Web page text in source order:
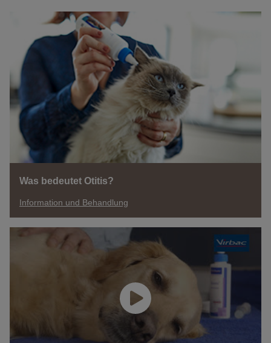
Was bedeutet Otitis?
Information und Behandlung